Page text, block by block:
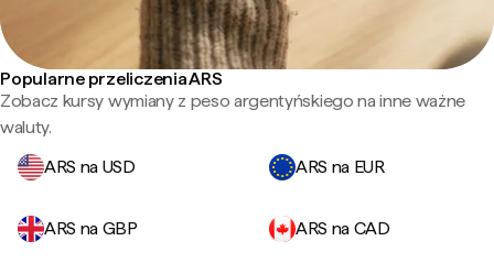
Popularne przeliczenia ARS
Zobacz kursy wymiany z peso argentyńskiego na inne ważne
waluty.
ARS na USD
ARS na EUR
ARS na GBP ARS na CAD